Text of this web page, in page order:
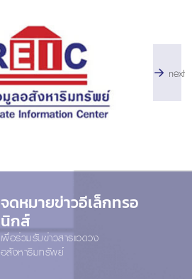
next
จดหมายข่าวอีเล็กทรอ
นิกส์
เพื่อร่วมรับข่าวสารแวดวง
อสังหาริมทรัพย์